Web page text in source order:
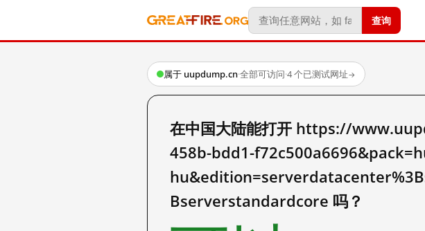
查询
属于 uupdump.cn·全部可访问·4 个已测试网址→
在中国大陆能打开 https://
458b-bdd1-
Bserverstandardcore 吗？